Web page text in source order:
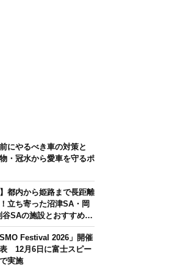
にやるべき車の対策と
・冠水から愛車を守るポ
】都内から姫路まで長距離
立ち寄った沼津SA・岡
谷SAの施設とおすすめグ
Festival 2026」開催
12月6日に富士スピー
実施